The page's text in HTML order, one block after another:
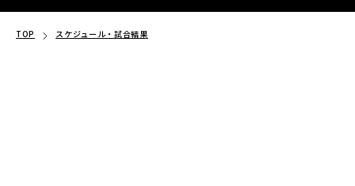
TOP スケジュール・試合結果